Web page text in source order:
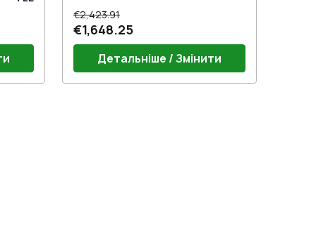
€2,423.91
€1,648.25
Детальніше / Змінити